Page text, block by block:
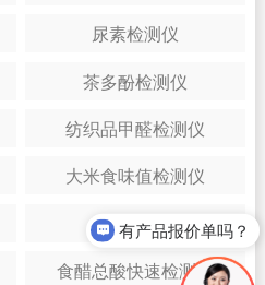
尿素检测仪
茶多酚检测仪
纺织品甲醛检测仪
大米食味值检测仪
硼砂检测仪
食醋总酸快速检测仪
有产品报价单吗？